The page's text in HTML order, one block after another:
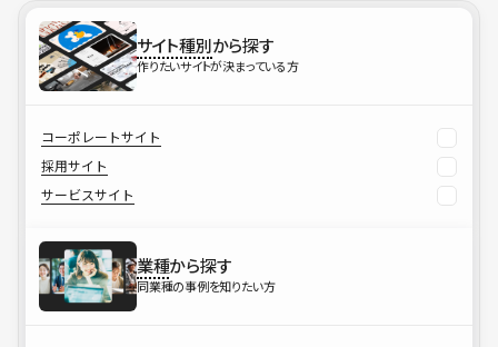
サイト種別から探す
作りたいサイトが決まっている方
コーポレートサイト
採用サイト
サービスサイト
業種から探す
同業種の事例を知りたい方